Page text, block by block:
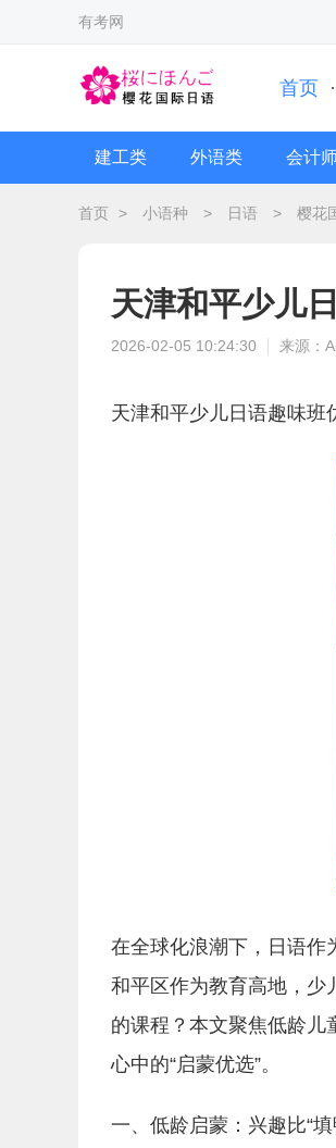
有考网
首页 ·
建工类 外语类 会计
首页 > 小语种 > 日语 > 樱花
天津和平少儿
2026-02-05 10:24:30 来源：
天津和平少儿日语趣味班
在全球化浪潮下，日语作
和平区作为教育高地，少
的课程？本文聚焦低龄儿
心中的“启蒙优选”。
一、低龄启蒙：兴趣比“